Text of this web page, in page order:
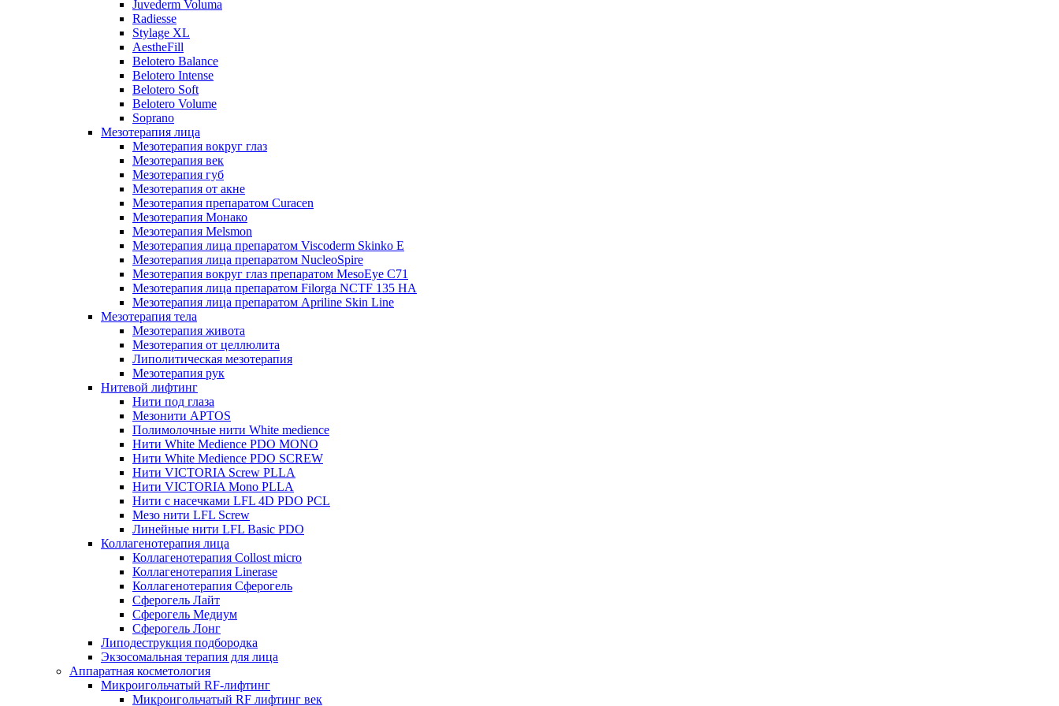
Juvederm Voluma
Radiesse
Stylage XL
AestheFill
Belotero Balance
Belotero Intense
Belotero Soft
Belotero Volume
Soprano
Мезотерапия лица
Мезотерапия вокруг глаз
Мезотерапия век
Мезотерапия губ
Мезотерапия от акне
Мезотерапия препаратом Curacen
Мезотерапия Монако
Мезотерапия Melsmon
Мезотерапия лица препаратом Viscoderm Skinko E
Мезотерапия лица препаратом NucleoSpire
Мезотерапия вокруг глаз препаратом MesoEye С71
Мезотерапия лица препаратом Filorga NCTF 135 HA
Мезотерапия лица препаратом Apriline Skin Line
Мезотерапия тела
Мезотерапия живота
Мезотерапия от целлюлита
Липолитическая мезотерапия
Мезотерапия рук
Нитевой лифтинг
Нити под глаза
Мезонити APTOS
Полимолочные нити White medience
Нити White Medience PDO MONO
Нити White Medience PDO SCREW
Нити VICTORIA Screw PLLA
Нити VICTORIA Mono PLLA
Нити с насечками LFL 4D PDO PCL
Мезо нити LFL Screw
Линейные нити LFL Basic PDO
Коллагенотерапия лица
Коллагенотерапия Collost micro
Коллагенотерапия Linerase
Коллагенотерапия Сферогель
Сферогель Лайт
Сферогель Медиум
Сферогель Лонг
Липодеструкция подбородка
Экзосомальная терапия для лица
Аппаратная косметология
Микроигольчатый RF-лифтинг
Микроигольчатый RF лифтинг век